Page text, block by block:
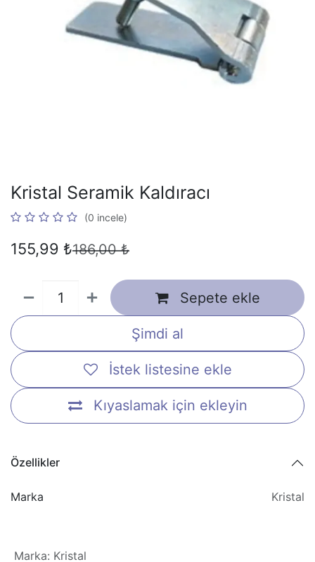
Kristal Seramik Kaldıracı
(0 incele)
155,99 ₺186,00₺
Sepete ekle
Şimdi al
Kıyaslamak için ekleyin
İstek listesine ekle
Özellikler
Marka Kristal
Marka: Kristal